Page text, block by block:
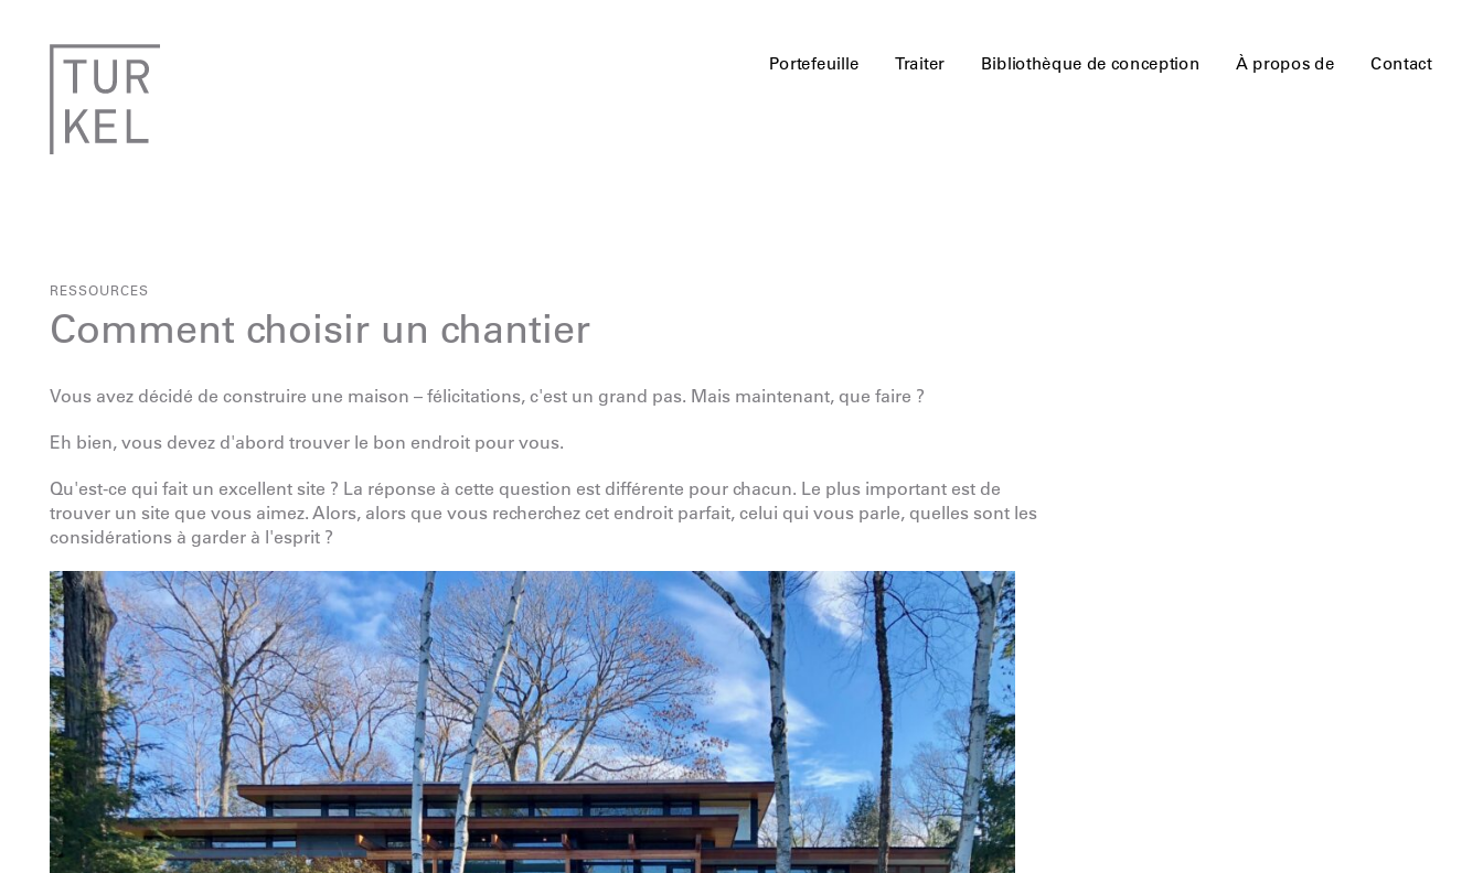
Portefeuille Traiter Bibliothèque de conception À propos de Contact
RESSOURCES
Comment choisir un chantier
Vous avez décidé de construire une maison – félicitations, c'est un grand pas. Mais maintenant, que faire ?
Eh bien, vous devez d'abord trouver le bon endroit pour vous.
Qu'est-ce qui fait un excellent site ? La réponse à cette question est différente pour chacun. Le plus important est de
trouver un site que vous aimez. Alors, alors que vous recherchez cet endroit parfait, celui qui vous parle, quelles sont les
considérations à garder à l'esprit ?